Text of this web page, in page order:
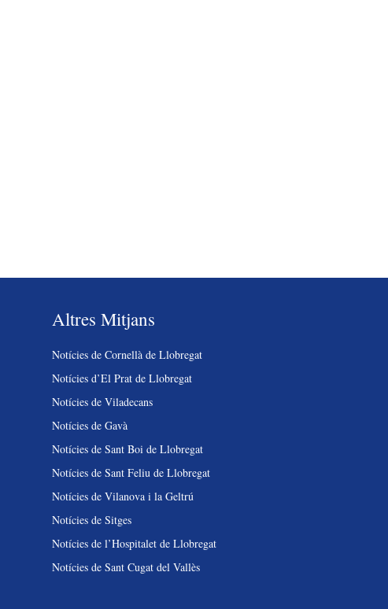
Altres Mitjans
Notícies de Cornellà de Llobregat
Notícies d’El Prat de Llobregat
Notícies de Viladecans
Notícies de Gavà
Notícies de Sant Boi de Llobregat
Notícies de Sant Feliu de Llobregat
Notícies de Vilanova i la Geltrú
Notícies de Sitges
Notícies de l’Hospitalet de Llobregat
Notícies de Sant Cugat del Vallès